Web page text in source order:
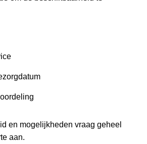
en mogelijkheden vraag geheel
aan.